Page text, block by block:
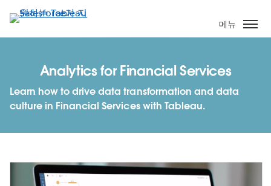
요
콘
너
메뉴
Analytics for Financial Services
Learn how to drive data transformation and data
culture in Financial Services with Tableau.